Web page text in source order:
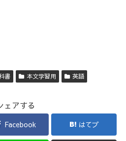
書 本文学習用 英語
ェアする
Facebook はてブ